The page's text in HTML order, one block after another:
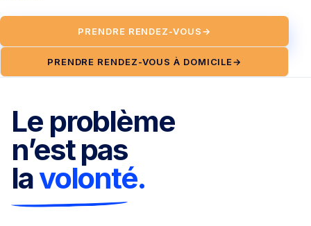
PRENDRE RENDEZ-VOUS→
PRENDRE RENDEZ-VOUS À DOMICILE→
Le problème
n’est pas
lavolonté.